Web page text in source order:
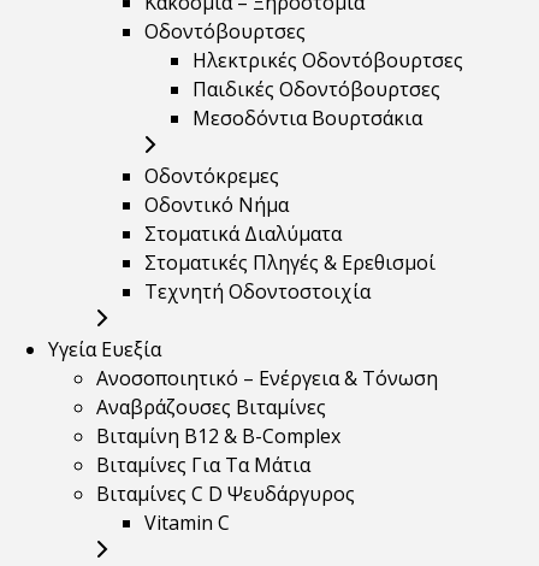
Οδοντόβουρτσες
Ηλεκτρικές Οδοντόβουρτσες
Παιδικές Οδοντόβουρτσες
Μεσοδόντια Βουρτσάκια
Οδοντόκρεμες
Οδοντικό Νήμα
Στοματικά Διαλύματα
Στοματικές Πληγές & Ερεθισμοί
Τεχνητή Οδοντοστοιχία
Υγεία Ευεξία
Ανοσοποιητικό – Ενέργεια & Τόνωση
Αναβράζουσες Βιταμίνες
Βιταμίνη B12 & Β-Complex
Βιταμίνες Για Τα Μάτια
Βιταμίνες C D Ψευδάργυρος
Vitamin C